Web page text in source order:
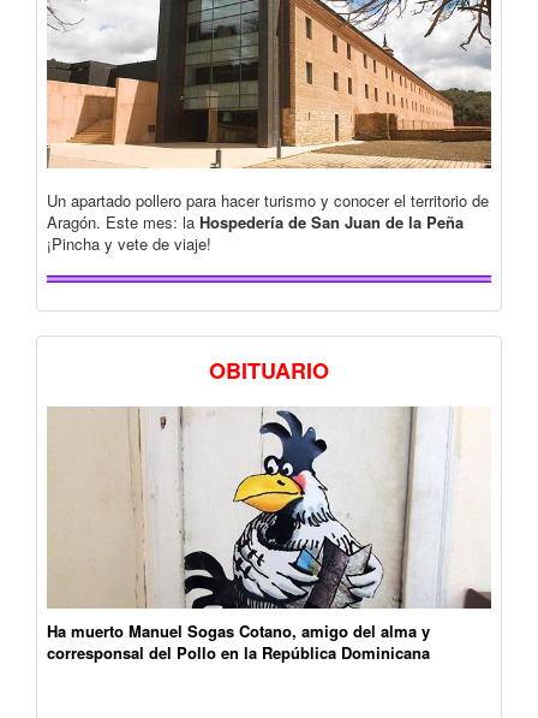
Un apartado pollero para hacer turismo y conocer el territorio de
Aragón. Este mes: la Hospedería de San Juan de la Peña
¡Pincha y vete de viaje!
OBITUARIO
Ha muerto Manuel Sogas Cotano, amigo del alma y
corresponsal del Pollo en la República Dominicana